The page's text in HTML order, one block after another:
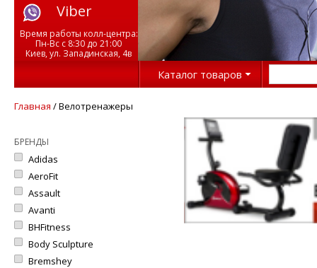
Viber
Время работы колл-центра:
Пн-Вс с 8:30 до 21:00
Киев, ул. Западинская, 4в
Каталог товаров
Главная / Велотренажеры
БРЕНДЫ
Adidas
AeroFit
Assault
Avanti
BHFitness
Body Sculpture
Bremshey